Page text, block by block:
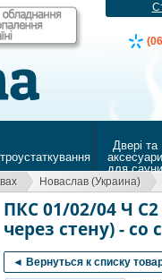
Двері та
аксесуари
для сауни
Новаслав (Украина)
ПКС 01/02/04 Ч
через стену) -
◄ Вернуться к списку